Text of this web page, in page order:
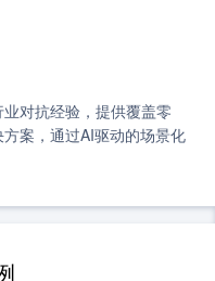
对抗经验，提供覆盖零
案，通过AI驱动的场景化